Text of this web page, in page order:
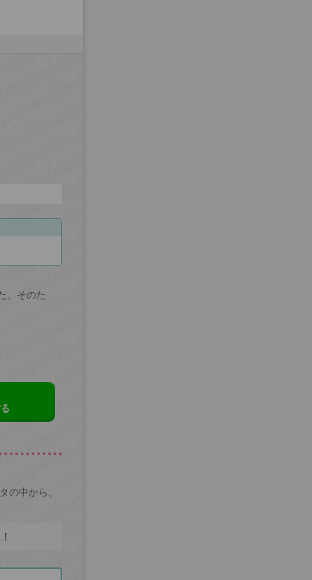
。そのた
の中から、